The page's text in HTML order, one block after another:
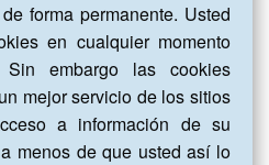
forma permanente. Usted
en cualquier momento
embargo las cookies
mejor servicio de los sitios
a información de su
menos de que usted así lo